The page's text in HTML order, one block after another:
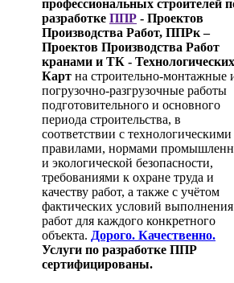
профессиональных строителей
разработке ППР - Проектов
Производства Работ, ППРк –
Проектов Производства Работ
кранами и ТК - Технологических
Карт на строительно-монтажные
погрузочно-разгрузочные работы
подготовительного и основного
периода строительства, в
соответствии с технологическими
правилами, нормами
и экологической безопасности,
требованиями к охране труда и
качеству работ, а также с учётом
фактических условий выполнения
работ для каждого конкретного
объекта. Дорого. Качественно.
Услуги по разработке ППР
сертифицированы.